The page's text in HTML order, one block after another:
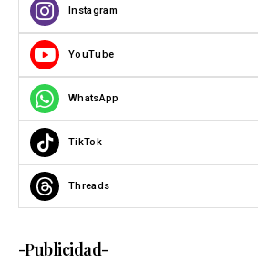
Instagram
YouTube
WhatsApp
TikTok
Threads
-Publicidad-